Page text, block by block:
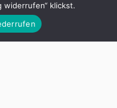
widerrufen“ klickst.